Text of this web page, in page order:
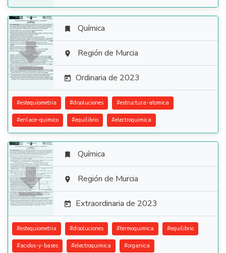

 Química
 Región de Murcia
 Ordinaria de 2023
#estequiometria #disoluciones #estructura-atomica
#enlace-quimico #equilibrio #electroquimica

 Química
 Región de Murcia
 Extraordinaria de 2023
#estequiometria #disoluciones #termoquimica #equilibrio
#acidos-y-bases #electroquimica #organica